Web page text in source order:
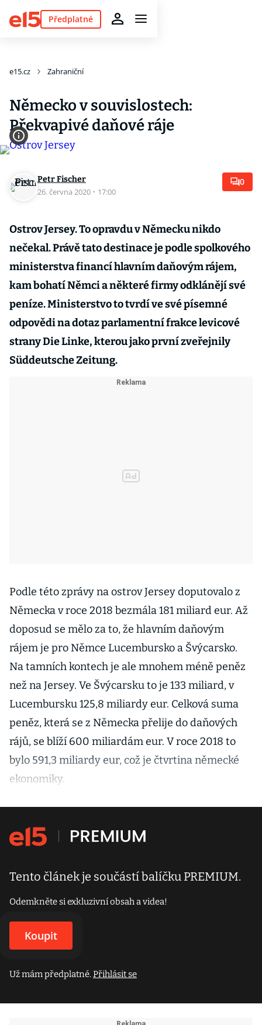
Předplatné
e15.cz Zahraniční
Německo v souvislostech:
Překvapivé daňové ráje
Petr Fischer
26. června 2020 · 17:00
0
Ostrov Jersey. To opravdu v Německu nikdo
nečekal. Právě tato destinace je podle spolkového
ministerstva financí hlavním daňovým rájem,
kam bohatí Němci a některé firmy odklánějí své
peníze. Ministerstvo to tvrdí ve své písemné
odpovědi na dotaz parlamentní frakce levicové
strany Die Linke, kterou jako první zveřejnily
Süddeutsche Zeitung.
Podle této zprávy na ostrov Jersey doputovalo z
Německa v roce 2018 bezmála 181 miliard eur. Až
doposud se mělo za to, že hlavním daňovým
rájem je pro Němce Lucembursko a Švýcarsko.
Na tamních kontech je ale mnohem méně peněz
než na Jersey. Ve Švýcarsku to je 133 miliard, v
Lucembursku 125,8 miliardy eur. Celková suma
peněz, která se z Německa přelije do daňových
rájů, se blíží 600 miliardám eur. V roce 2018 to
bylo 591,3 miliardy eur, což je čtvrtina německé
ekonomiky.
Tento článek je součástí balíčku PREMIUM.
Odemkněte si exkluzivní obsah a videa!
Koupit
Už mám předplatné.Přihlásit se